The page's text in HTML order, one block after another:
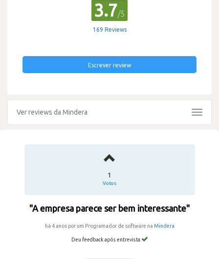
3.7/5
169 Reviews
Escrever review
Ver reviews da Mindera
Toggle
1
Votos
"A empresa parece ser bem interessante"
há 4 anos por um Programador de software na Mindera
Deu feedback após entrevista